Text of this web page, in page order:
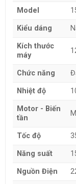
Model
Kiểu dáng
Kích thước
máy
Chức năng
Nhiệt độ
Motor - Biến
tần
Tốc độ
Năng suất
Nguồn Điện